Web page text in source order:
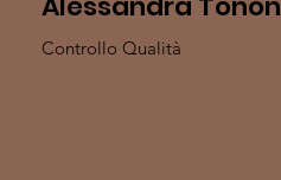
Controllo Qualità